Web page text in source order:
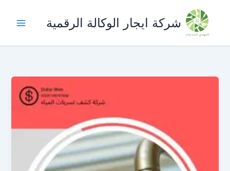
المحتوى
شركة ايجار الوكالة الرقمية